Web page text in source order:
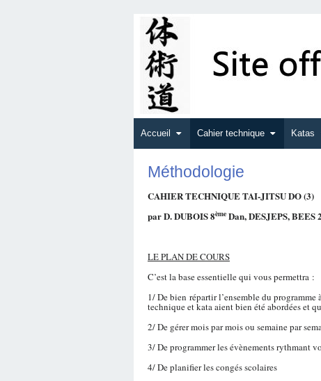
Accueil Cahier technique Katas
Méthodologie
CAHIER TECHNIQUE TAI-JITSU DO (3)
par D. DUBOIS 8ème Dan, DESJEPS, BEES 2
LE PLAN DE COURS
C’est la base essentielle qui vous permettra :
1/ De bien répartir l’ensemble du
technique et kata aient bien été abordées et
2/ De gérer mois par mois ou semaine par
3/ De programmer les évènements rythmant
4/ De planifier les congés scolaires